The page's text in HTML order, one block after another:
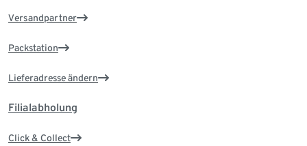
Versandpartner
Packstation
Lieferadresse ändern
Filialabholung
Click & Collect